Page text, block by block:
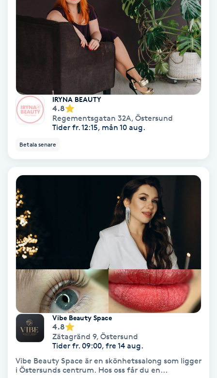
Gravidmassage
Gravidyoga
Gruppträning
Hatha Yoga
Headspa
Herrklippning
HIFU
Hollywood Peel
Hot Stone Massage
IRYNA BEAUTY
4.8
Regementsgatan 32A, Östersund
Tider fr. 12:15, mån 10 aug.
Betala senare
Vibe Beauty Space
4.8
Zätagränd 9, Östersund
Tider fr. 09:00, fre 14 aug.
Vibe Beauty Space är en skönhetssalong som ligger
i Östersunds centrum. Hos oss får du en...